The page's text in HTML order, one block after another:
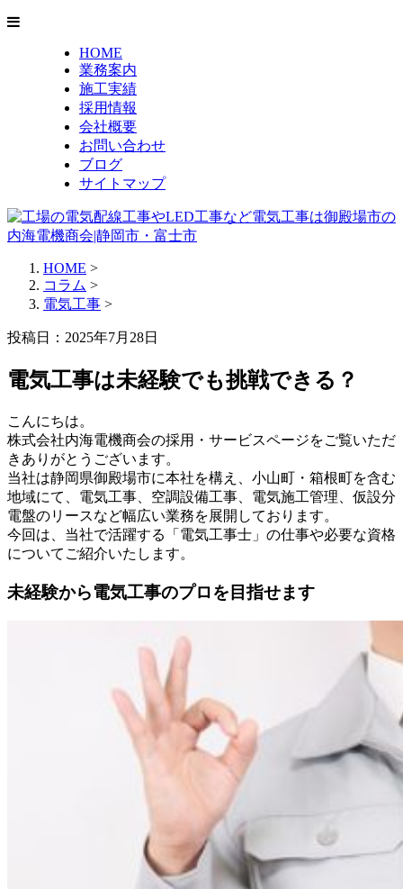
HOME
業務案内
施工実績
採用情報
会社概要
お問い合わせ
ブログ
サイトマップ
HOME >
コラム >
電気工事 >
投稿日：2025年7月28日
電気工事は未経験でも挑戦できる？
こんにちは。
株式会社内海電機商会の採用・サービスページをご覧いただ
きありがとうございます。
当社は静岡県御殿場市に本社を構え、小山町・箱根町を含む
地域にて、電気工事、空調設備工事、電気施工管理、仮設分
電盤のリースなど幅広い業務を展開しております。
今回は、当社で活躍する「電気工事士」の仕事や必要な資格
についてご紹介いたします。
未経験から電気工事のプロを目指せます